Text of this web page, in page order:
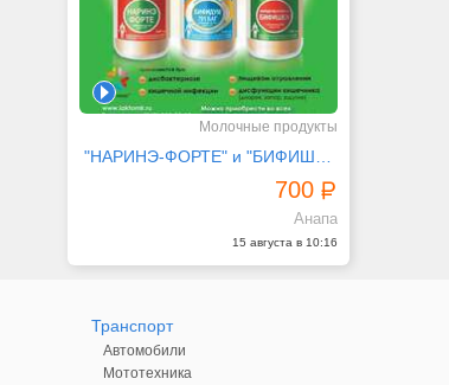
1
Молочные продукты
700
Анапа
15 августа в 10:16
Транспорт
Автомобили
Мототехника